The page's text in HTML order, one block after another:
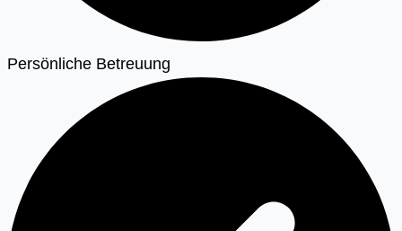
Persönliche Betreuung